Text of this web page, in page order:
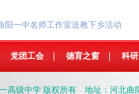
一中名师工作室送教下乡活动
党团工会 | 德育之窗 | 科
高级中学 版权所有 地址：河北曲